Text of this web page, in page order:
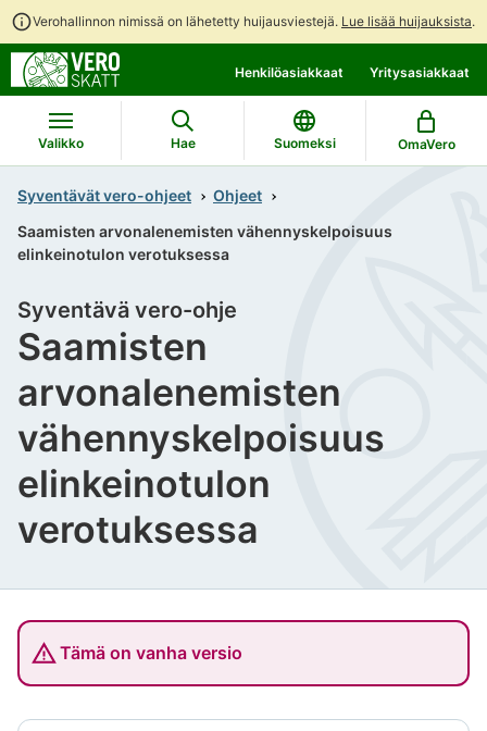
Verohallinnon nimissä on lähetetty huijausviestejä. Lue lisää huijauksista.
suoraan
sisältöön
koko
sivuston
hakuun
Henkilöasiakkaat Yritysasiakkaat
Valikko Hae Suomeksi OmaVero
Syventävät vero-ohjeet
Ohjeet
Saamisten arvonalenemisten vähennyskelpoisuus
elinkeinotulon verotuksessa
Saamisten
arvonalenemisten
vähennyskelpoisuus
elinkeinotulon
verotuksessa
Syventävä vero-ohje
Tämä on vanha versio